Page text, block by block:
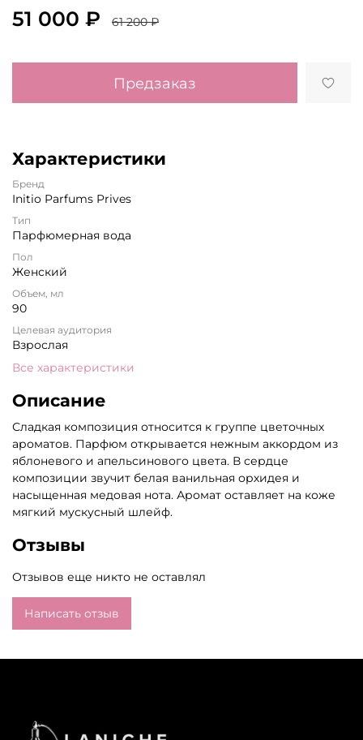
51 000 ₽ 61 200 ₽
Предзаказ
Характеристики
Бренд
Initio Parfums Prives
Тип
Парфюмерная вода
Пол
Женский
Объем, мл
90
Целевая аудитория
Взрослая
Все характеристики
Описание
Сладкая композиция относится к группе цветочных
ароматов. Парфюм открывается нежным аккордом из
яблоневого и апельсинового цвета. В сердце
композиции звучит белая ванильная орхидея и
насыщенная медовая нота. Аромат оставляет на коже
мягкий мускусный шлейф.
Отзывы
Отзывов еще никто не оставлял
Написать отзыв